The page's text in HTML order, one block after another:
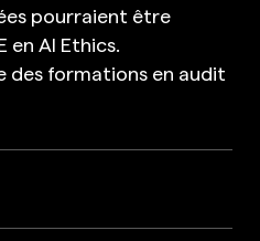
pourraient être
en AI Ethics.
des formations en audit